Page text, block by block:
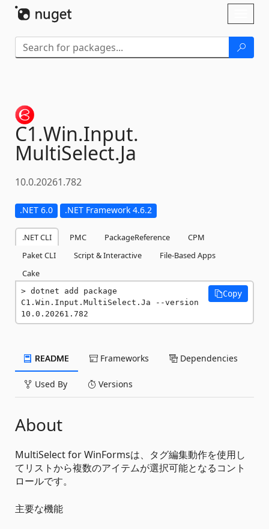
C1.Win.Input.
MultiSelect.Ja
10.0.20261.782
.NET 6.0 .NET Framework 4.6.2
.NET CLI PMC PackageReference
CPM
Paket CLI
Script & Interactive
File-Based Apps
Cake
dotnet add package
C1.Win.Input.MultiSelect.Ja --version
10.0.20261.782
Copy
README Frameworks Dependencies
Used By Versions
About
MultiSelect for WinFormsは、タグ編集動作を使用し
てリストから複数のアイテムが選択可能となるコント
ロールです。
主要な機能